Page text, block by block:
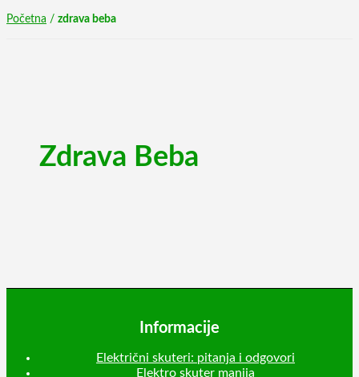
Početna / zdrava beba
Zdrava Beba
Informacije
Električni skuteri: pitanja i odgovori
Elektro skuter manija